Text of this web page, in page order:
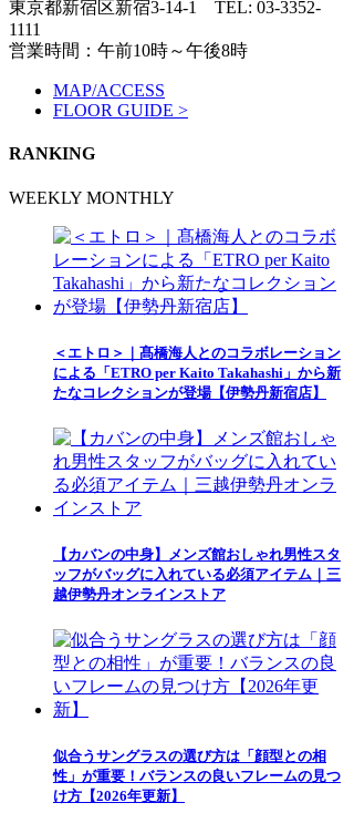
東京都新宿区新宿3-14-1 TEL: 03-3352-
1111
営業時間：午前10時～午後8時
MAP/ACCESS
FLOOR GUIDE >
RANKING
WEEKLY MONTHLY
＜エトロ＞｜髙橋海人とのコラボレーション
による「ETRO per Kaito Takahashi」から新
たなコレクションが登場【伊勢丹新宿店】
【カバンの中身】メンズ館おしゃれ男性スタ
ッフがバッグに入れている必須アイテム｜三
越伊勢丹オンラインストア
似合うサングラスの選び方は「顔型との相
性」が重要！バランスの良いフレームの見つ
け方【2026年更新】